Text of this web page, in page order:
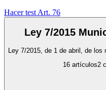
Hacer test Art. 76
Ley 7/2015
Ley 7/2015, de 1 de abril, de los
16artículos2